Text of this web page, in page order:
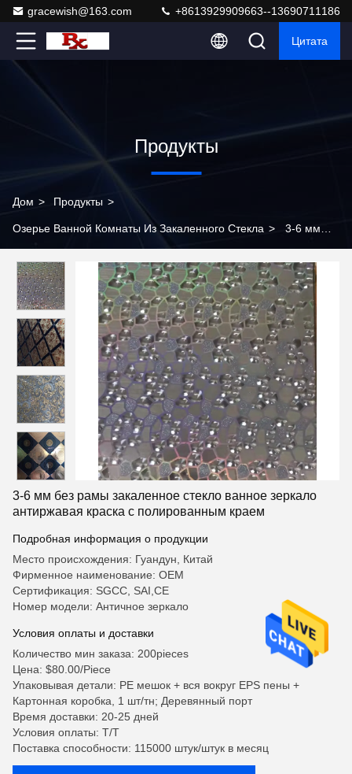
gracewish@163.com +8613929909663--13690711186
Цитата
Продукты
Дом > Продукты >
Озерье Ванной Комнаты Из Закаленного Стекла > 3-6 мм
краска с полированным краем
3-6 мм без рамы закаленное стекло ванное зеркало
антиржавая краска с полированным краем
Подробная информация о продукции
Место происхождения: Гуандун, Китай
Фирменное наименование: OEM
Сертификация: SGCC, SAI,CE
Номер модели: Античное зеркало
Условия оплаты и доставки
Количество мин заказа: 200pieces
Цена: $80.00/Piece
Упаковывая детали: PE мешок + вся вокруг EPS пены +
Картонная коробка, 1 шт/тн; Деревянный порт
Время доставки: 20-25 дней
Условия оплаты: T/T
Поставка способности: 115000 штук/штук в месяц